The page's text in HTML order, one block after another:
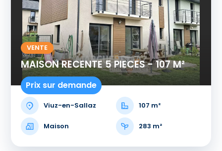
VENTE
MAISON RECENTE 5 PIECES - 107 M²
Prix sur demande
Viuz-en-Sallaz 107 m²
Maison 283 m²